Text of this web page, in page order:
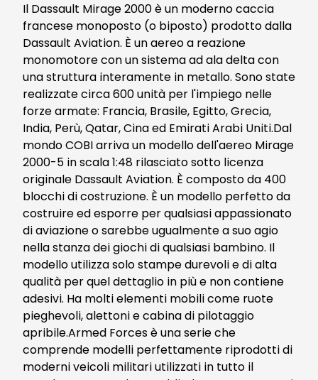
Il Dassault Mirage 2000 è un moderno caccia
francese monoposto (o biposto) prodotto dalla
Dassault Aviation. È un aereo a reazione
monomotore con un sistema ad ala delta con
una struttura interamente in metallo. Sono state
realizzate circa 600 unità per l'impiego nelle
forze armate: Francia, Brasile, Egitto, Grecia,
India, Perù, Qatar, Cina ed Emirati Arabi Uniti.Dal
mondo COBI arriva un modello dell'aereo Mirage
2000-5 in scala 1:48 rilasciato sotto licenza
originale Dassault Aviation. È composto da 400
blocchi di costruzione. È un modello perfetto da
costruire ed esporre per qualsiasi appassionato
di aviazione o sarebbe ugualmente a suo agio
nella stanza dei giochi di qualsiasi bambino. Il
modello utilizza solo stampe durevoli e di alta
qualità per quel dettaglio in più e non contiene
adesivi. Ha molti elementi mobili come ruote
pieghevoli, alettoni e cabina di pilotaggio
apribile.Armed Forces è una serie che
comprende modelli perfettamente riprodotti di
moderni veicoli militari utilizzati in tutto il